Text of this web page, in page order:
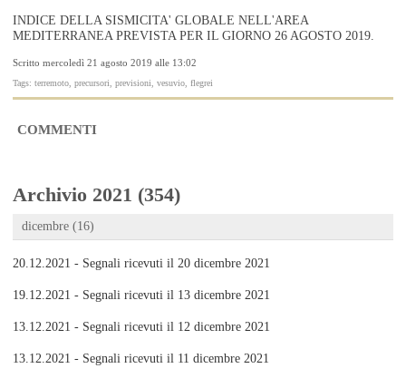
INDICE DELLA SISMICITA' GLOBALE NELL'AREA
MEDITERRANEA PREVISTA PER IL GIORNO 26 AGOSTO 2019.
Scritto mercoledì 21 agosto 2019 alle 13:02
Tags: terremoto, precursori, previsioni, vesuvio, flegrei
COMMENTI
Archivio 2021 (354)
dicembre (16)
20.12.2021 - Segnali ricevuti il 20 dicembre 2021
19.12.2021 - Segnali ricevuti il 13 dicembre 2021
13.12.2021 - Segnali ricevuti il 12 dicembre 2021
13.12.2021 - Segnali ricevuti il 11 dicembre 2021